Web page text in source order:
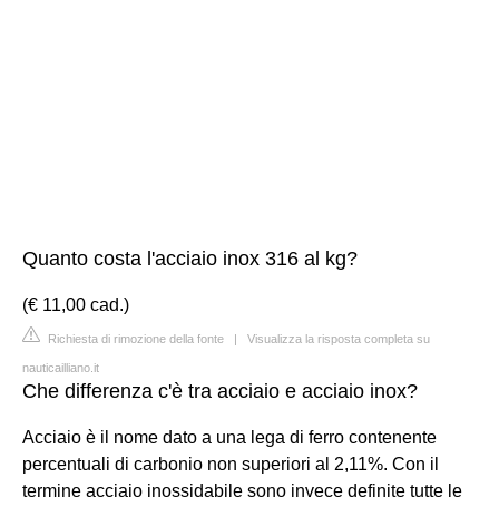
Quanto costa l'acciaio inox 316 al kg?
(€ 11,00 cad.)
Richiesta di rimozione della fonte | Visualizza la risposta completa su
nauticailliano.it
Che differenza c'è tra acciaio e acciaio inox?
Acciaio è il nome dato a una lega di ferro contenente
percentuali di carbonio non superiori al 2,11%. Con il
termine acciaio inossidabile sono invece definite tutte le